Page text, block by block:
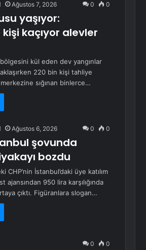
Ağustos 7, 2026 0 0
yaşıyor:
kaçıyor alevler
kül eden dev yangınlar
220 bin kişi tahliye
sığınan binlerce…
Ağustos 6, 2026 0 0
şovunda
bozdu
CHP’nin İstanbul’daki üye katılım
ajansından 950 lira karşılığında
çıktı. Figüranlara slogan…
0 0